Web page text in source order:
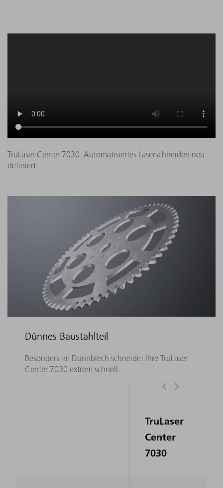
TruLaser Center 7030. Automatisiertes Laserschneiden neu
definiert.
Dünnes Baustahlteil
Besonders im Dünnblech schneidet Ihre TruLaser
Center 7030 extrem schnell.
TruLaser
Center
7030